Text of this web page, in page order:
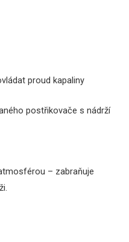
proud kapaliny
postřikovače s nádrží
– zabraňuje